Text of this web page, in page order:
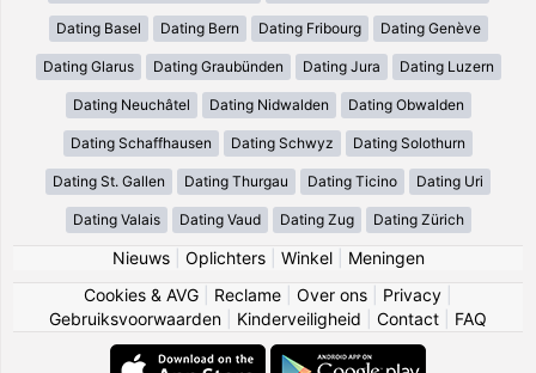
Dating Basel Dating Bern Dating Fribourg Dating Genève
Dating Glarus Dating Graubünden Dating Jura Dating Luzern
Dating Neuchâtel Dating Nidwalden Dating Obwalden
Dating Schaffhausen Dating Schwyz Dating Solothurn
Dating St. Gallen Dating Thurgau Dating Ticino Dating Uri
Dating Valais Dating Vaud Dating Zug Dating Zürich
Nieuws| Oplichters| Winkel| Meningen
Cookies & AVG
Reclame Over ons Privacy
Gebruiksvoorwaarden
Kinderveiligheid Contact FAQ